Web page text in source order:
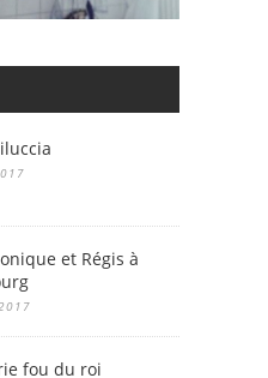
et Régis à
fou du roi